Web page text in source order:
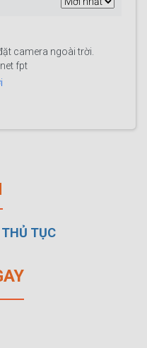
camera ngoài trời.
fpt
TỤC